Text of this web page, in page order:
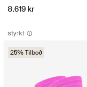
8.619 kr
styrkt
25% Tilboð